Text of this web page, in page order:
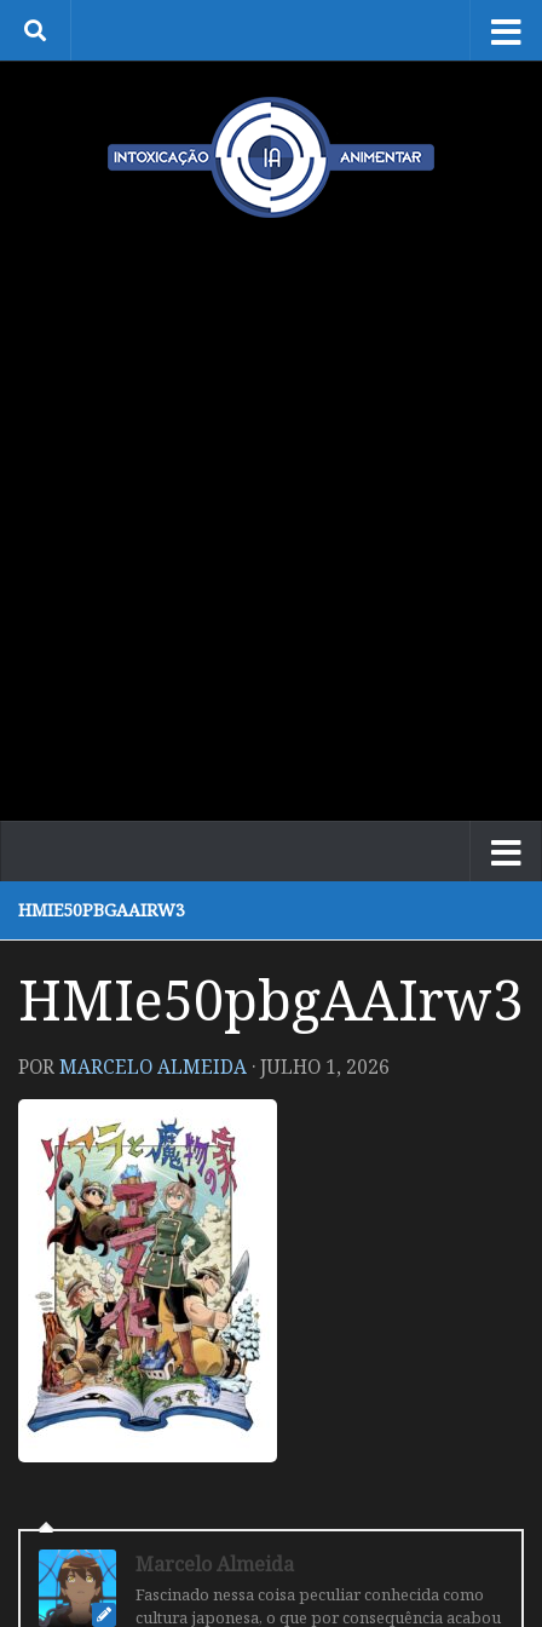
Skip to content
HMIE50PBGAAIRW3
HMIe50pbgAAIrw3
PORMARCELO ALMEIDA ·JULHO 1, 2026
Marcelo Almeida
Fascinado nessa coisa peculiar conhecida como
cultura japonesa, o que por consequência acabou